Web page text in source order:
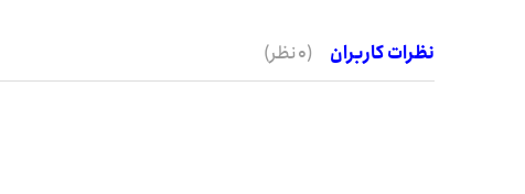
نظرات کاربران (0 نظر)